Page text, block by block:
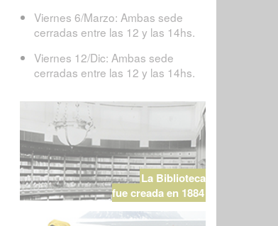
Viernes 6/Marzo: Ambas sede
cerradas entre las 12 y las 14hs.
Viernes 12/Dic: Ambas sede
cerradas entre las 12 y las 14hs.
La Biblioteca
fue creada en 1884